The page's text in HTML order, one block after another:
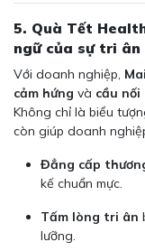
5. Quà Tết
ngữ của sự tri ân
Với doanh nghiệp,
cảm hứng và cầu
Không chỉ là biểu
còn giúp doanh
Đẳng cấp
kế chuẩn mực.
Tấm lòng tri ân
lưỡng.